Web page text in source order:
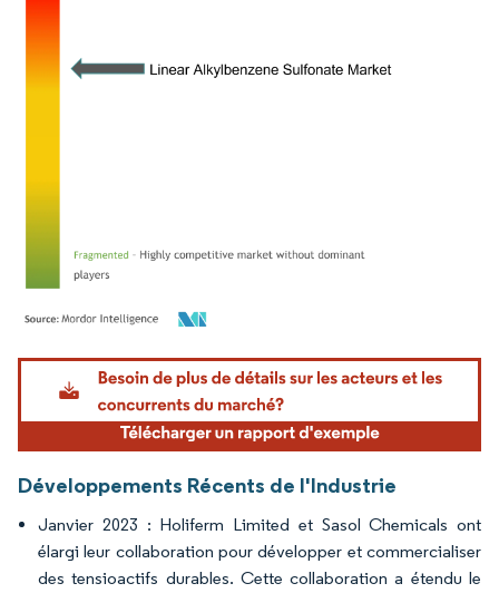
Image © Mordor Intelligence. La réutilisation nécessite une attribution sous CC BY
Développements Récents de l'Industrie
Janvier 2023 : Holiferm Limited et Sasol Chemicals ont
élargi leur collaboration pour développer et commercialiser
des tensioactifs durables. Cette collaboration a étendu le